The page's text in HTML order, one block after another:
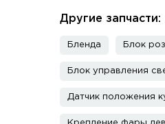
Другие запчасти:
Бленда Блок
Блок управления
Датчик положения